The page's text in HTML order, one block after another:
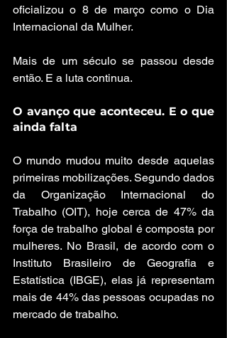
oficializou o 8 de março como o Dia
Internacional da Mulher.
Mais de um século se passou desde
então. E a luta continua.
O avanço que aconteceu. E o que
ainda falta
O mundo mudou muito desde aquelas
primeiras mobilizações. Segundo dados
da Organização Internacional do
Trabalho (OIT), hoje cerca de 47% da
força de trabalho global é composta por
mulheres. No Brasil, de acordo com o
Instituto Brasileiro de Geografia e
Estatística (IBGE), elas já representam
mais de 44% das pessoas ocupadas no
mercado de trabalho.